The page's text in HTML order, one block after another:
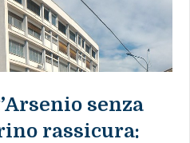
senza
rassicura: